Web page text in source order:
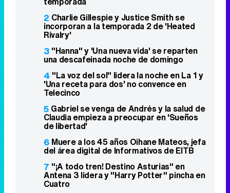
2 Charlie Gillespie y Justice Smith se
incorporan a la temporada 2 de 'Heated
Rivalry'
3 "Hanna" y 'Una nueva vida' se reparten
una descafeinada noche de domingo
4 "La voz del sol" lidera la noche en La 1 y
'Una receta para dos' no convence en
Telecinco
5 Gabriel se venga de Andrés y la salud de
Claudia empieza a preocupar en 'Sueños
de libertad'
6 Muere a los 45 años Oihane Mateos, jefa
del área digital de Informativos de EITB
7 "¡A todo tren! Destino Asturias" en
Antena 3 lidera y "Harry Potter" pincha en
Cuatro